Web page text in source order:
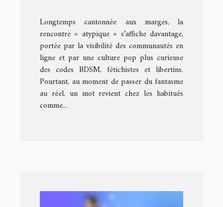
Longtemps cantonnée aux marges, la
rencontre « atypique » s’affiche davantage,
portée par la visibilité des communautés en
ligne et par une culture pop plus curieuse
des codes BDSM, fétichistes et libertins.
Pourtant, au moment de passer du fantasme
au réel, un mot revient chez les habitués
comme...